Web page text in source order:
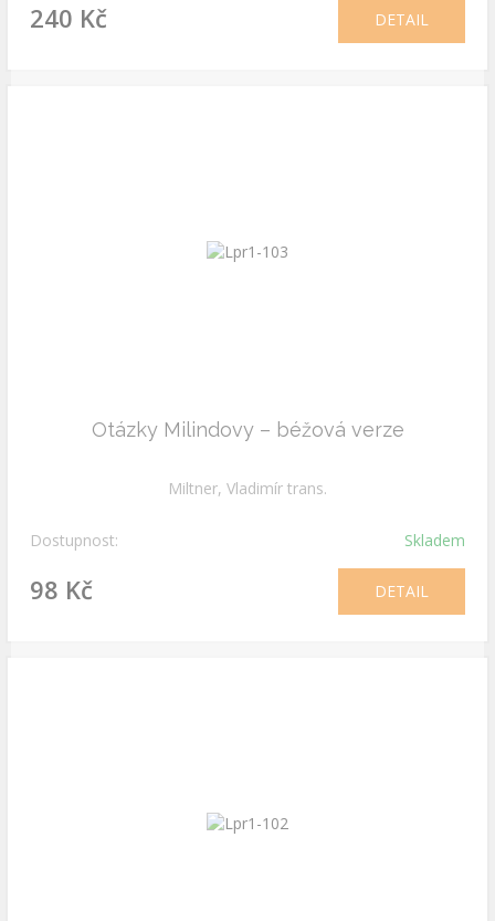
240 Kč DETAIL
Otázky Milindovy – béžová verze
Miltner, Vladimír trans.
Dostupnost: Skladem
98 Kč DETAIL